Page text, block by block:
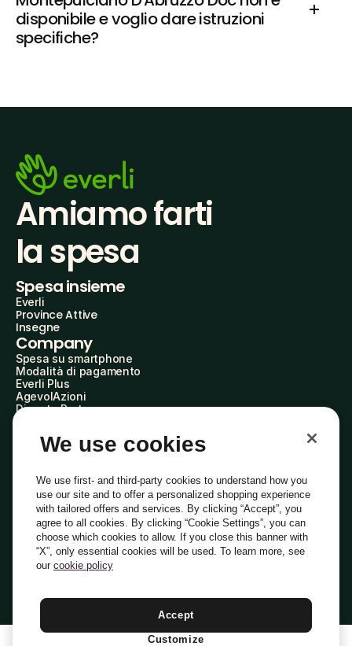
disponibile e voglio dare istruzioni
specifiche?
Amiamo farti
la spesa
Spesa insieme
Everli
Province Attive
Insegne
Company
Spesa su smartphone
Modalità di pagamento
Everli Plus
AgevolAzioni
Diventa Partner
Everli Shoppers
About Us
Everli News
Domande frequenti
Lavora con noi
Diventa Shopper
Investitori
PrivacyCookiePreferenze Cookie
Termini e CondizioniCodice Etico
Indirizzo PEC: everli@pec.it - indirizzo DPO: dpo@everli.com
Italiano
We use cookies
We use first- and third-party cookies to understand how you
use our site and to offer a personalized shopping experience
with tailored offers and services. By clicking “Accept”, you
agree to all cookies. By clicking “Cookie Settings”, you can
choose which cookies to allow. If you close this banner with
“X”, only essential cookies will be used. To learn more, see
our cookie policy
Accept
Customize